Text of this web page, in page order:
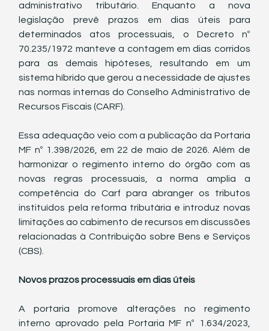
administrativo tributário. Enquanto a nova
legislação prevê prazos em dias úteis para
determinados atos processuais, o Decreto nº
70.235/1972 manteve a contagem em dias corridos
para as demais hipóteses, resultando em um
sistema híbrido que gerou a necessidade de ajustes
nas normas internas do Conselho Administrativo de
Recursos Fiscais (CARF).
Essa adequação veio com a publicação da Portaria
MF nº 1.398/2026, em 22 de maio de 2026. Além de
harmonizar o regimento interno do órgão com as
novas regras processuais, a norma amplia a
competência do Carf para abranger os tributos
instituídos pela reforma tributária e introduz novas
limitações ao cabimento de recursos em discussões
relacionadas à Contribuição sobre Bens e Serviços
(CBS).
Novos prazos processuais em dias úteis
A portaria promove alterações no regimento
interno aprovado pela Portaria MF nº 1.634/2023,